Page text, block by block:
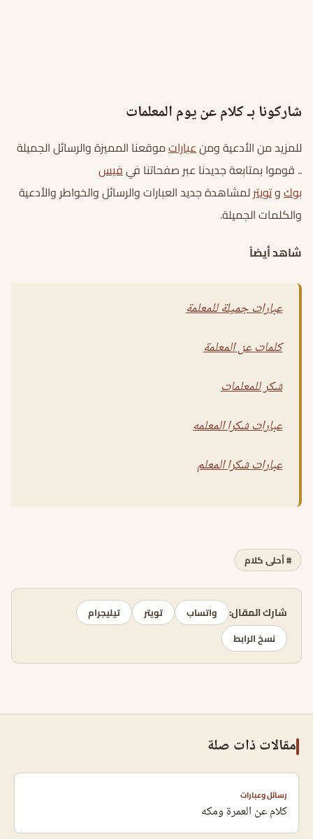
شاركونا بـ كلام عن يوم المعلمات
للمزيد من الأدعية ومنعباراتموقعنا المميزة والرسائل الجميلة
.. قوموا بمتابعة جديدنا عبر صفحاتنا فيفيس
بوكوتويترلمشاهدة جديد العبارات والرسائل والخواطر والأدعية
والكلمات الجميلة.
شاهد أيضاً
عبارات جميلة للمعلمة
كلمات عن المعلمة
شكر للمعلمات
عبارات شكرا المعلمه
عبارات شكرا المعلم
# أحلى كلام
شارك المقال: واتساب تويتر
تيليجرام
نسخ الرابط
مقالات ذات صلة
رسائل وعبارات
كلام عن العمرة ومكه